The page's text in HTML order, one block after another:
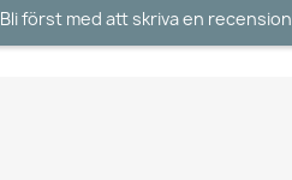
Bli först med att skriva en recension